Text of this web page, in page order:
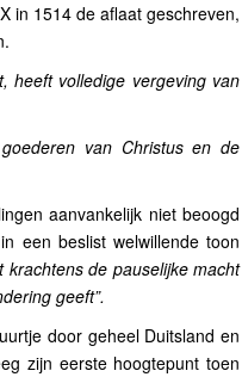
in 1514 de aflaat geschreven,
heeft volledige vergeving van
van Christus en de
aanvankelijk niet beoogd
een beslist welwillende toon
krachtens de pauselijke macht
geeft”.
door geheel Duitsland en
zijn eerste hoogtepunt toen